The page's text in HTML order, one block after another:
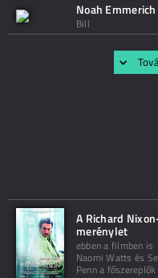
Noah Emmerich
Bill
A Richard
merénylet
ebben a filmben is
Naomi Watts és
Penn a főszereplők